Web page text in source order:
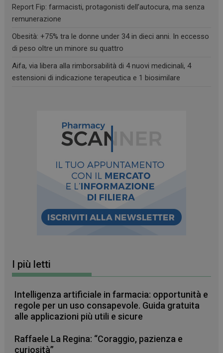
Report Fip: farmacisti, protagonisti dell’autocura, ma senza
remunerazione
Obesità: +75% tra le donne under 34 in dieci anni. In eccesso
di peso oltre un minore su quattro
Aifa, via libera alla rimborsabilità di 4 nuovi medicinali, 4
estensioni di indicazione terapeutica e 1 biosimilare
I più letti
Intelligenza artificiale in farmacia: opportunità e
regole per un uso consapevole. Guida gratuita
alle applicazioni più utili e sicure
Raffaele La Regina: “Coraggio, pazienza e
curiosità”